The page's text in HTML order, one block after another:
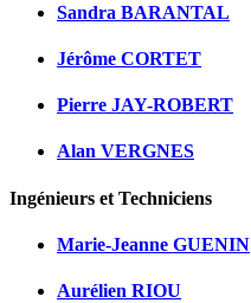
Sandra BARANTAL
Jérôme CORTET
Pierre JAY-ROBERT
Alan VERGNES
Ingénieurs et Techniciens
Marie-Jeanne GUENIN
Aurélien RIOU